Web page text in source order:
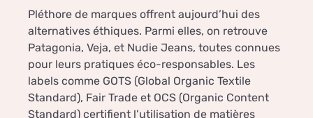
Pléthore de marques offrent aujourd’hui des
alternatives éthiques. Parmi elles, on retrouve
Patagonia, Veja, et Nudie Jeans, toutes connues
pour leurs pratiques éco-responsables. Les
labels comme GOTS (Global Organic Textile
Standard), Fair Trade et OCS (Organic Content
Standard) certifient l’utilisation de matières